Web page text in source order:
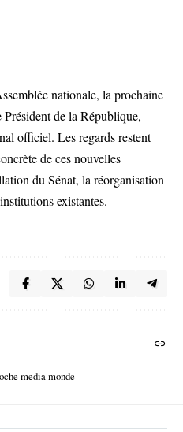
nationale, la prochaine
de la République,
officiel. Les regards restent
de ces nouvelles
du Sénat, la réorganisation
existantes.
media monde